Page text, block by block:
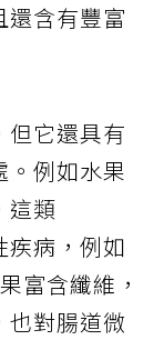
還含有豐富
但它還具有
。例如水果
這類
疾病，例如
富含纖維，
也對腸道微